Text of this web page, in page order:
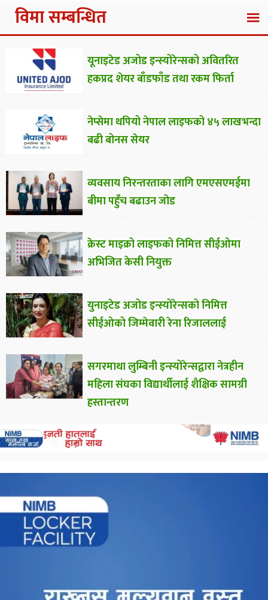
विमा सम्बन्धित
यूनाइटेड अजोड इन्स्योरेन्सको अवितरित
हकप्रद शेयर बाँडफाँड तथा रकम फिर्ता
नेप्सेमा थपियो नेपाल लाइफको ४५ लाखभन्दा
बढी बोनस सेयर
व्यवसाय निरन्तरताका लागि एमएसएमईमा
बीमा पहुँच बढाउन जोड
क्रेस्ट माइक्रो लाइफको निमित्त सीईओमा
अभिजित केसी नियुक्त
युनाइटेड अजोड इन्स्योरेन्सको निमित्त
सीईओको जिम्मेवारी रेना रिजाललाई
सगरमाथा लुम्बिनी इन्स्योरेन्सद्वारा नेत्रहीन
महिला संघका विद्यार्थीलाई शैक्षिक सामग्री
हस्तान्तरण